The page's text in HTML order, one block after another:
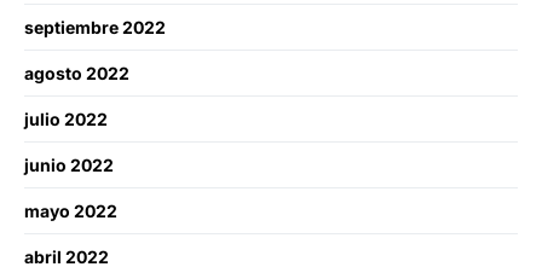
septiembre 2022
agosto 2022
julio 2022
junio 2022
mayo 2022
abril 2022